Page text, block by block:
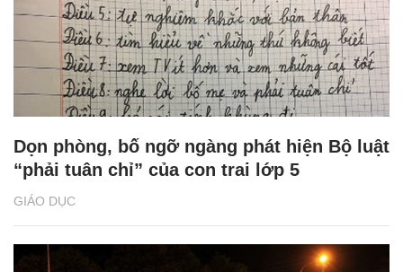
GIÁO DỤC
Dọn phòng, bố ngỡ ngàng phát hiện Bộ luật
“phải tuân chỉ” của con trai lớp 5